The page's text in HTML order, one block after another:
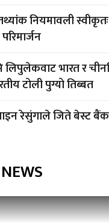
नियमावली
लिपुलेकवाट भारत र
टोली पुग्यो तिब्बत
रेसुंगाले जिते बेस्ट बैंक